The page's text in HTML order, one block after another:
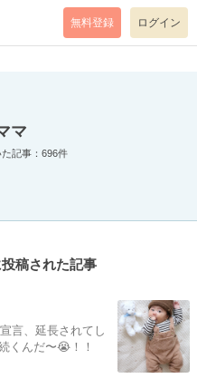
mode=return level=notice
無料登録 ログイン
マ
記事：696件
稿された記事
言、延長されてし
くんだ〜😭！！